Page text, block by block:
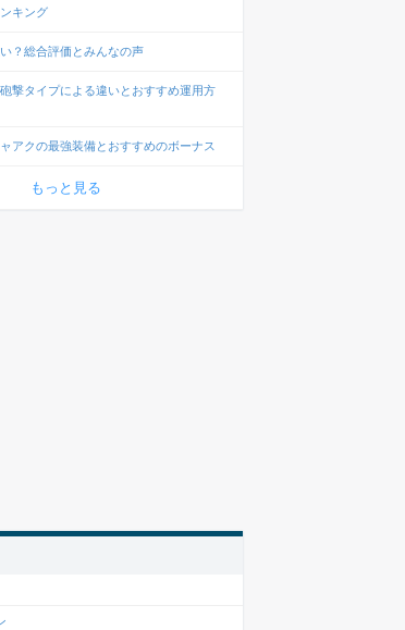
キング
？総合評価とみんなの声
撃タイプによる違いとおすすめ運用方
アクの最強装備とおすすめのボーナス
もっと見る